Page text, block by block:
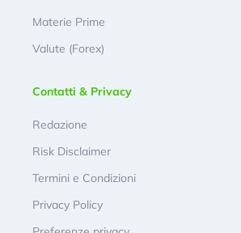
Materie Prime
Valute (Forex)
Contatti & Privacy
Redazione
Risk Disclaimer
Termini e Condizioni
Privacy Policy